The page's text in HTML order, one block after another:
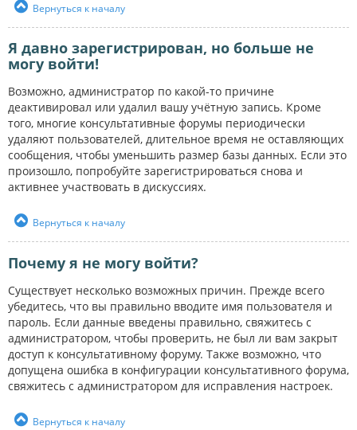
Вернуться к началу
Я давно зарегистрирован, но больше не
могу войти!
Возможно, администратор по какой-то причине
деактивировал или удалил вашу учётную запись. Кроме
того, многие консультативные форумы периодически
удаляют пользователей, длительное время не оставляющих
сообщения, чтобы уменьшить размер базы данных. Если это
произошло, попробуйте зарегистрироваться снова и
активнее участвовать в дискуссиях.
Вернуться к началу
Почему я не могу войти?
Существует несколько возможных причин. Прежде всего
убедитесь, что вы правильно вводите имя пользователя и
пароль. Если данные введены правильно, свяжитесь с
администратором, чтобы проверить, не был ли вам закрыт
доступ к консультативному форуму. Также возможно, что
допущена ошибка в конфигурации консультативного форума,
свяжитесь с администратором для исправления настроек.
Вернуться к началу